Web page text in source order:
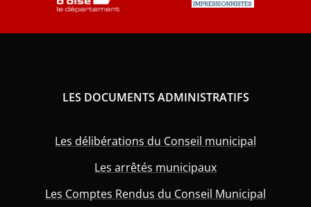
LES DOCUMENTS ADMINISTRATIFS
Les délibérations du Conseil municipal
Les arrêtés municipaux
Les Comptes Rendus du Conseil Municipal